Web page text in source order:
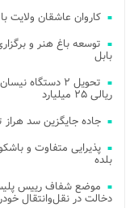
کاروان عاشقان ولایت با ۲ دستگاه اتوبوس از بلده راهی تهران شد
بابل
تحویل ۲
ریالی ۲۵ میلیارد
جاده جایگزین سد هراز
بلده
موضع شفاف رییس پلیس
دخالت در نقل‌وانتقال